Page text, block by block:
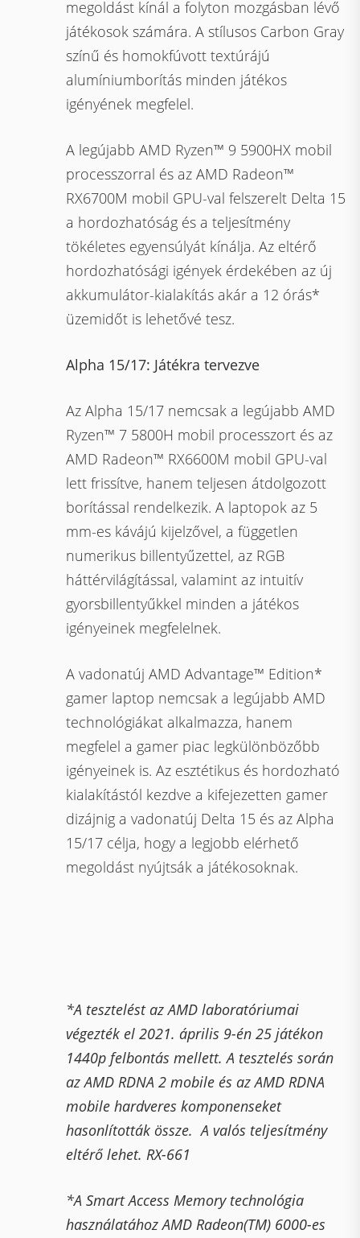
megoldást kínál a folyton mozgásban lévő
játékosok számára. A stílusos Carbon Gray
színű és homokfúvott textúrájú
alumíniumborítás minden játékos
igényének megfelel.
A legújabb AMD Ryzen™ 9 5900HX mobil
processzorral és az AMD Radeon™
RX6700M mobil GPU-val felszerelt Delta 15
a hordozhatóság és a teljesítmény
tökéletes egyensúlyát kínálja. Az eltérő
hordozhatósági igények érdekében az új
akkumulátor-kialakítás akár a 12 órás*
üzemidőt is lehetővé tesz.
Alpha 15/17: Játékra tervezve
Az Alpha 15/17 nemcsak a legújabb AMD
Ryzen™ 7 5800H mobil processzort és az
AMD Radeon™ RX6600M mobil GPU-val
lett frissítve, hanem teljesen átdolgozott
borítással rendelkezik. A laptopok az 5
mm-es kávájú kijelzővel, a független
numerikus billentyűzettel, az RGB
háttérvilágítással, valamint az intuitív
gyorsbillentyűkkel minden a játékos
igényeinek megfelelnek.
A vadonatúj AMD Advantage™ Edition*
gamer laptop nemcsak a legújabb AMD
technológiákat alkalmazza, hanem
megfelel a gamer piac legkülönbözőbb
igényeinek is. Az esztétikus és hordozható
kialakítástól kezdve a kifejezetten gamer
dizájnig a vadonatúj Delta 15 és az Alpha
15/17 célja, hogy a legjobb elérhető
megoldást nyújtsák a játékosoknak.
*A tesztelést az AMD laboratóriumai
végezték el 2021. április 9-én 25 játékon
1440p felbontás mellett. A tesztelés során
az AMD RDNA 2 mobile és az AMD RDNA
mobile hardveres komponenseket
hasonlították össze. A valós teljesítmény
eltérő lehet. RX-661
*A Smart Access Memory technológia
használatához AMD Radeon(TM) 6000-es